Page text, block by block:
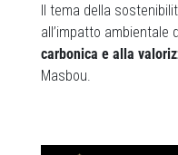
Il tema della
all’impatto ambientale
carbonica e alla
Masbou.